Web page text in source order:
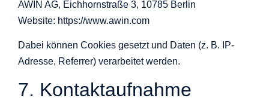
AWIN AG, Eichhornstraße 3, 10785 Berlin
Website: https://www.awin.com
Dabei können Cookies gesetzt und Daten (z. B. IP-
Adresse, Referrer) verarbeitet werden.
7. Kontaktaufnahme